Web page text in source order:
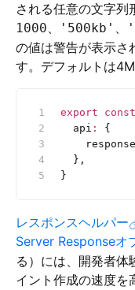
される任意の文字列
1000、 '500kb' 、
の値は警告が表示さ
す。デフォルトは
export const
  api
:
{
  },
}
レスポンスヘルパー
Server Responseオ
る）には、開発者体
イント作成の速度を